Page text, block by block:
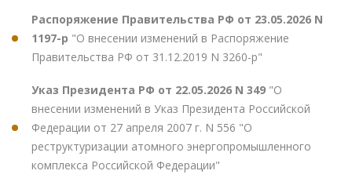
Распоряжение Правительства РФ от 23.05.2026 N
1197-р "О внесении изменений в Распоряжение
Правительства РФ от 31.12.2019 N 3260-р"
Указ Президента РФ от 22.05.2026 N 349 "О
внесении изменений в Указ Президента Российской
Федерации от 27 апреля 2007 г. N 556 "О
реструктуризации атомного энергопромышленного
комплекса Российской Федерации"